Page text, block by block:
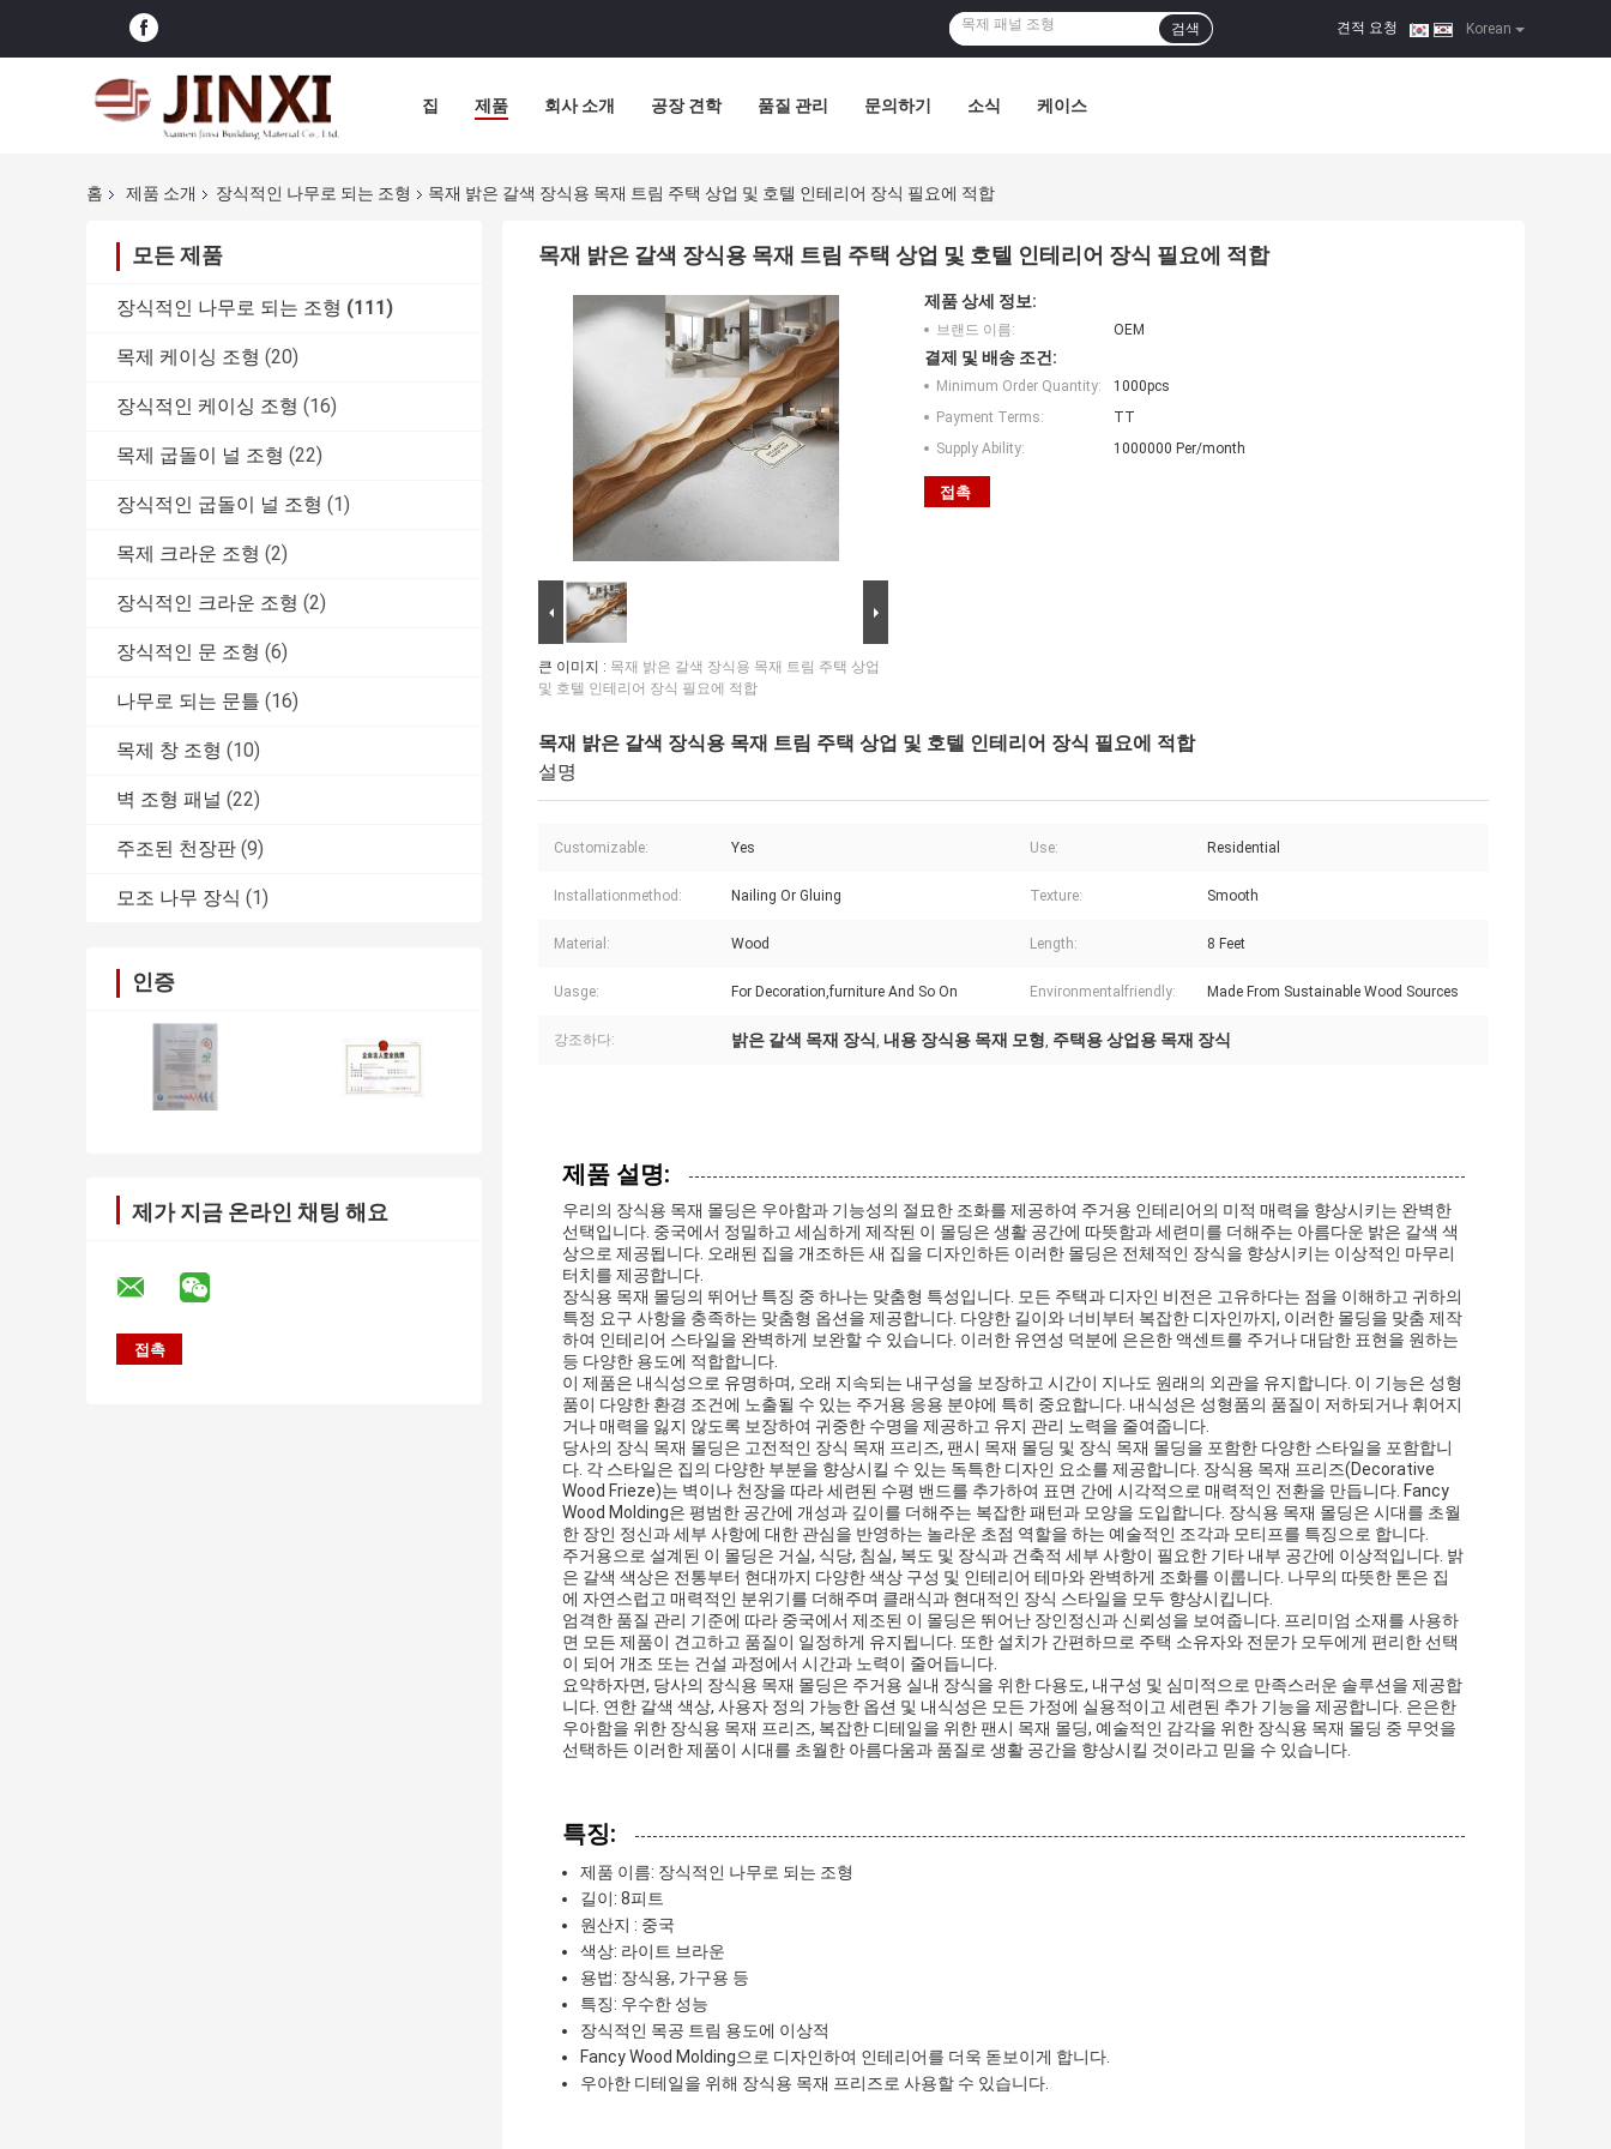
Korean
견적 요청 |
검색
집 제품 회사 소개 공장 견학 품질 관리 문의하기 소식 케이스
홈 제품 소개 장식적인 나무로 되는 조형 목재 밝은 갈색 장식용 목재 트림 주택 상업 및 호텔 인테리어 장식 필요에 적합
모든 제품
장식적인 나무로 되는 조형 (111)
목제 케이싱 조형 (20)
장식적인 케이싱 조형 (16)
목제 굽돌이 널 조형 (22)
장식적인 굽돌이 널 조형 (1)
목제 크라운 조형 (2)
장식적인 크라운 조형 (2)
장식적인 문 조형 (6)
나무로 되는 문틀 (16)
목제 창 조형 (10)
벽 조형 패널 (22)
주조된 천장판 (9)
모조 나무 장식 (1)
인증
제가 지금 온라인 채팅 해요
목재 밝은 갈색 장식용 목재 트림 주택 상업 및 호텔 인테리어 장식 필요에 적합
큰 이미지 : 목재 밝은 갈색 장식용 목재 트림 주택 상업
및 호텔 인테리어 장식 필요에 적합
제품 상세 정보:
브랜드 이름: OEM
결제 및 배송 조건:
Minimum Order Quantity:
1000pcs
Payment Terms:
TT
Supply Ability:
1000000 Per/month
접촉
목재 밝은 갈색 장식용 목재 트림 주택 상업 및 호텔 인테리어 장식 필요에 적합
설명
Customizable: Yes Use: Residential
Installationmethod: Nailing Or Gluing Texture: Smooth
Material: Wood Length: 8 Feet
Uasge: For Decoration,furniture And So On Environmentalfriendly: Made From Sustainable Wood Sources
강조하다: 밝은 갈색 목재 장식, 내용 장식용 목재 모형, 주택용 상업용 목재 장식
제품 설명:
우리의 장식용 목재 몰딩은 우아함과 기능성의 절묘한 조화를 제공하여 주거용 인테리어의 미적 매력을 향상시키는 완벽한
선택입니다. 중국에서 정밀하고 세심하게 제작된 이 몰딩은 생활 공간에 따뜻함과 세련미를 더해주는 아름다운 밝은 갈색 색
상으로 제공됩니다. 오래된 집을 개조하든 새 집을 디자인하든 이러한 몰딩은 전체적인 장식을 향상시키는 이상적인 마무리
터치를 제공합니다.
장식용 목재 몰딩의 뛰어난 특징 중 하나는 맞춤형 특성입니다. 모든 주택과 디자인 비전은 고유하다는 점을 이해하고 귀하의
특정 요구 사항을 충족하는 맞춤형 옵션을 제공합니다. 다양한 길이와 너비부터 복잡한 디자인까지, 이러한 몰딩을 맞춤 제작
하여 인테리어 스타일을 완벽하게 보완할 수 있습니다. 이러한 유연성 덕분에 은은한 액센트를 주거나 대담한 표현을 원하는
등 다양한 용도에 적합합니다.
이 제품은 내식성으로 유명하며, 오래 지속되는 내구성을 보장하고 시간이 지나도 원래의 외관을 유지합니다. 이 기능은 성형
품이 다양한 환경 조건에 노출될 수 있는 주거용 응용 분야에 특히 중요합니다. 내식성은 성형품의 품질이 저하되거나 휘어지
거나 매력을 잃지 않도록 보장하여 귀중한 수명을 제공하고 유지 관리 노력을 줄여줍니다.
당사의 장식 목재 몰딩은 고전적인 장식 목재 프리즈, 팬시 목재 몰딩 및 장식 목재 몰딩을 포함한 다양한 스타일을 포함합니
다. 각 스타일은 집의 다양한 부분을 향상시킬 수 있는 독특한 디자인 요소를 제공합니다. 장식용 목재 프리즈(Decorative
Wood Frieze)는 벽이나 천장을 따라 세련된 수평 밴드를 추가하여 표면 간에 시각적으로 매력적인 전환을 만듭니다. Fancy
Wood Molding은 평범한 공간에 개성과 깊이를 더해주는 복잡한 패턴과 모양을 도입합니다. 장식용 목재 몰딩은 시대를 초월
한 장인 정신과 세부 사항에 대한 관심을 반영하는 놀라운 초점 역할을 하는 예술적인 조각과 모티프를 특징으로 합니다.
주거용으로 설계된 이 몰딩은 거실, 식당, 침실, 복도 및 장식과 건축적 세부 사항이 필요한 기타 내부 공간에 이상적입니다. 밝
은 갈색 색상은 전통부터 현대까지 다양한 색상 구성 및 인테리어 테마와 완벽하게 조화를 이룹니다. 나무의 따뜻한 톤은 집
에 자연스럽고 매력적인 분위기를 더해주며 클래식과 현대적인 장식 스타일을 모두 향상시킵니다.
엄격한 품질 관리 기준에 따라 중국에서 제조된 이 몰딩은 뛰어난 장인정신과 신뢰성을 보여줍니다. 프리미엄 소재를 사용하
면 모든 제품이 견고하고 품질이 일정하게 유지됩니다. 또한 설치가 간편하므로 주택 소유자와 전문가 모두에게 편리한 선택
이 되어 개조 또는 건설 과정에서 시간과 노력이 줄어듭니다.
요약하자면, 당사의 장식용 목재 몰딩은 주거용 실내 장식을 위한 다용도, 내구성 및 심미적으로 만족스러운 솔루션을 제공합
니다. 연한 갈색 색상, 사용자 정의 가능한 옵션 및 내식성은 모든 가정에 실용적이고 세련된 추가 기능을 제공합니다. 은은한
우아함을 위한 장식용 목재 프리즈, 복잡한 디테일을 위한 팬시 목재 몰딩, 예술적인 감각을 위한 장식용 목재 몰딩 중 무엇을
선택하든 이러한 제품이 시대를 초월한 아름다움과 품질로 생활 공간을 향상시킬 것이라고 믿을 수 있습니다.
특징:
제품 이름: 장식적인 나무로 되는 조형
길이: 8피트
원산지 : 중국
색상: 라이트 브라운
용법: 장식용, 가구용 등
특징: 우수한 성능
장식적인 목공 트림 용도에 이상적
Fancy Wood Molding으로 디자인하여 인테리어를 더욱 돋보이게 합니다.
우아한 디테일을 위해 장식용 목재 프리즈로 사용할 수 있습니다.